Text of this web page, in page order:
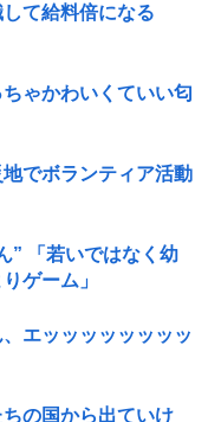
て給料倍になる
ゃかわいくていい匂
地でボランティア活動
” 「若いではなく幼
ゲーム」
エッッッッッッッッ
ちの国から出ていけ